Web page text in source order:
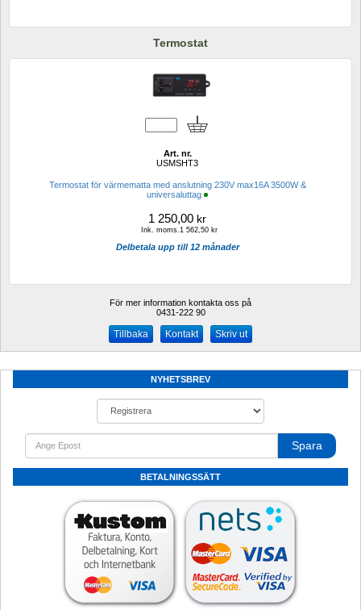
Termostat
Art. nr.
USMSHT3
Termostat för värmematta med anslutning 230V max16A 3500W &
universaluttag
1 250,00 kr
Ink. moms.1 562,50 kr
Delbetala upp till 12 månader
För mer information kontakta oss på
0431-222 90
Kontakt Skriv ut
NYHETSBREV
Spara
BETALNINGSSÄTT